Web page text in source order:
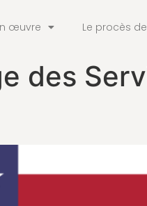
œuvre Le procès
des